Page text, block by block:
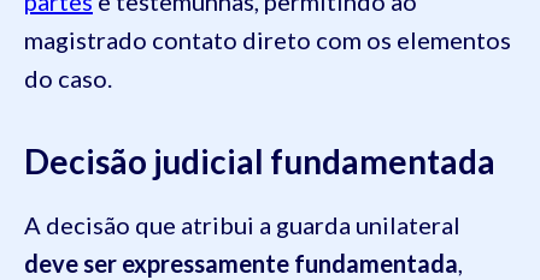
magistrado contato direto com os elementos
do caso.
Decisão judicial fundamentada
A decisão que atribui a guarda unilateral
deve ser expressamente fundamentada